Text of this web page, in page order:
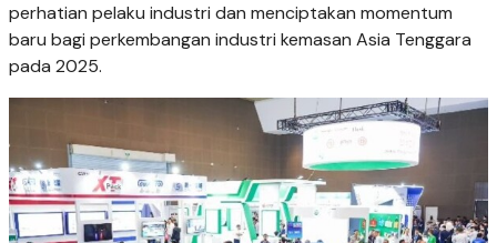
perhatian pelaku industri dan menciptakan momentum
baru bagi perkembangan industri kemasan Asia Tenggara
pada 2025.